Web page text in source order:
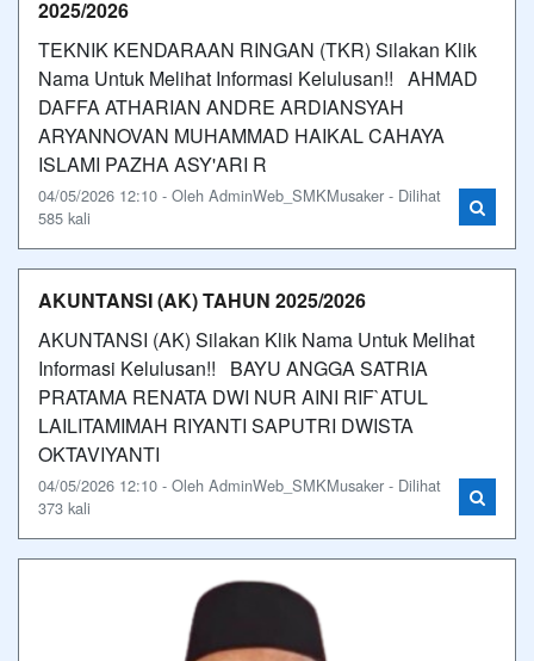
2025/2026
TEKNIK KENDARAAN RINGAN (TKR) Silakan Klik
Nama Untuk Melihat Informasi Kelulusan!! AHMAD
DAFFA ATHARIAN ANDRE ARDIANSYAH
ARYANNOVAN MUHAMMAD HAIKAL CAHAYA
ISLAMI PAZHA ASY'ARI R
04/05/2026 12:10 - Oleh AdminWeb_SMKMusaker - Dilihat
585 kali
AKUNTANSI (AK) TAHUN 2025/2026
AKUNTANSI (AK) Silakan Klik Nama Untuk Melihat
Informasi Kelulusan!! BAYU ANGGA SATRIA
PRATAMA RENATA DWI NUR AINI RIF`ATUL
LAILITAMIMAH RIYANTI SAPUTRI DWISTA
OKTAVIYANTI
04/05/2026 12:10 - Oleh AdminWeb_SMKMusaker - Dilihat
373 kali